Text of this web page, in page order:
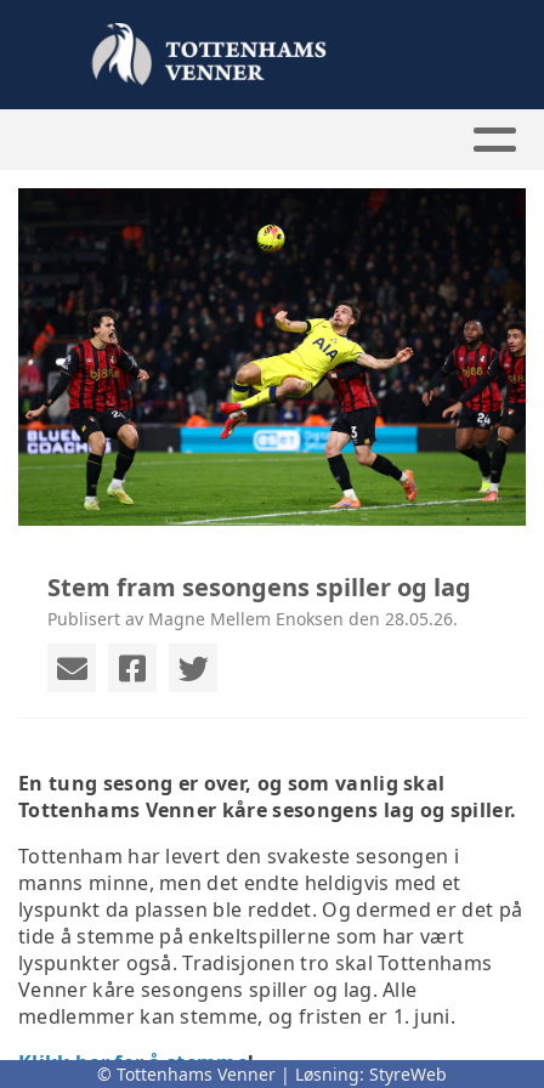
Stem fram sesongens spiller og lag
Publisert av Magne Mellem Enoksen den 28.05.26.
En tung sesong er over, og som vanlig skal
Tottenhams Venner kåre sesongens lag og spiller.
Tottenham har levert den svakeste sesongen i
manns minne, men det endte heldigvis med et
lyspunkt da plassen ble reddet. Og dermed er det på
tide å stemme på enkeltspillerne som har vært
lyspunkter også. Tradisjonen tro skal Tottenhams
Venner kåre sesongens spiller og lag. Alle
medlemmer kan stemme, og fristen er 1. juni.
Klikk her for å stemme!
© Tottenhams Venner | Løsning: StyreWeb